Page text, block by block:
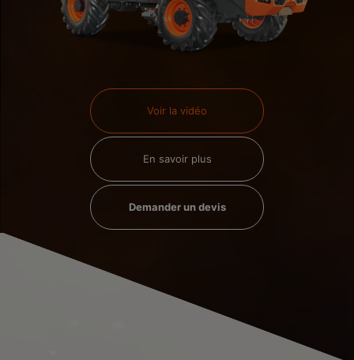
Voir la vidéo
En savoir plus
Demander un devis